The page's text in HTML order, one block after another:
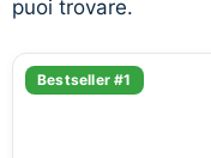
puoi trovare.
Bestseller #1